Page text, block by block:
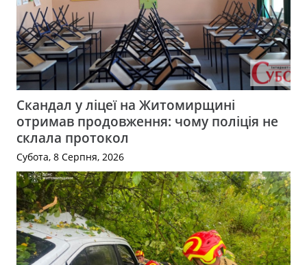
Скандал у ліцеї на Житомирщині
отримав продовження: чому поліція не
склала протокол
Субота, 8 Серпня, 2026